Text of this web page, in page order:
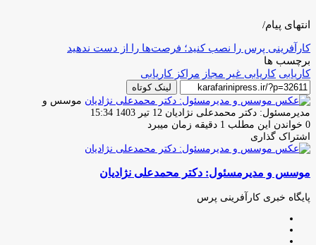
انتهای پیام/
کارآفرینی پرس را نصب کنید؛ فرصت‌ها را از دست ندهید
برچسب ها
کاریابی کاریابی غیر مجاز مراکز کاریابی
لینک کوتاه
موسس و
مدیرمسئول: دکتر محمدعلی نژادیان ارسال
ایمیل
12 تیر 1403 15:34
0 خواندن این مطلب 1 دقیقه زمان میبرد
اشتراک گذاری
فیس
توئیتر
لینکدین
واتس
تلگرام
اشتراک
از
ایمیل
چاپ
موسس و مدیرمسئول: دکتر محمدعلی نژادیان
پایگاه خبری کارآفرینی پرس